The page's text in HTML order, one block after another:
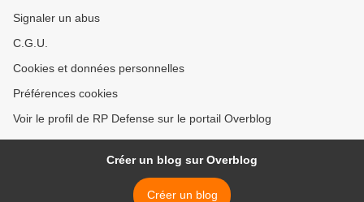
Signaler un abus
C.G.U.
Cookies et données personnelles
Préférences cookies
Voir le profil de RP Defense sur le portail Overblog
Créer un blog sur Overblog
Créer un blog